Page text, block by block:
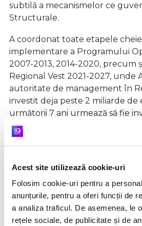
Acest site utilizează cookie-uri
Folosim cookie-uri pentru a
anunțurile, pentru a oferi funcții de
a analiza traficul. De asemenea, le
rețele sociale, de publicitate și de
subtilă a mecanismelor ce
Structurale.
A coordonat toate etapele
implementare a Programului
2007-2013, 2014-2020, precum
Regional Vest 2021-2027, unde
autoritate de management în
investit deja peste 2 miliarde de
următorii 7 ani urmează să fie
fel. În 2016, pentru o perioadă
ocupat funcția de secretar de
Sorin Maxim este un susținător
dezvoltării locale printr-o
prezența sa activă în grupurilor
Regiunea Vest, ocupând
Asociaţiei „Cluster Regional